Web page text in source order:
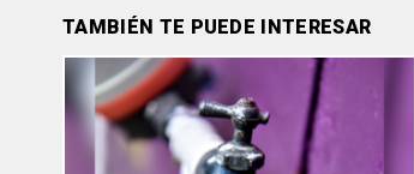
TAMBIÉN TE PUEDE INTERESAR